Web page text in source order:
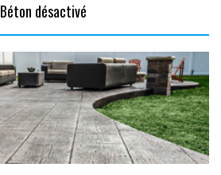
Béton désactivé